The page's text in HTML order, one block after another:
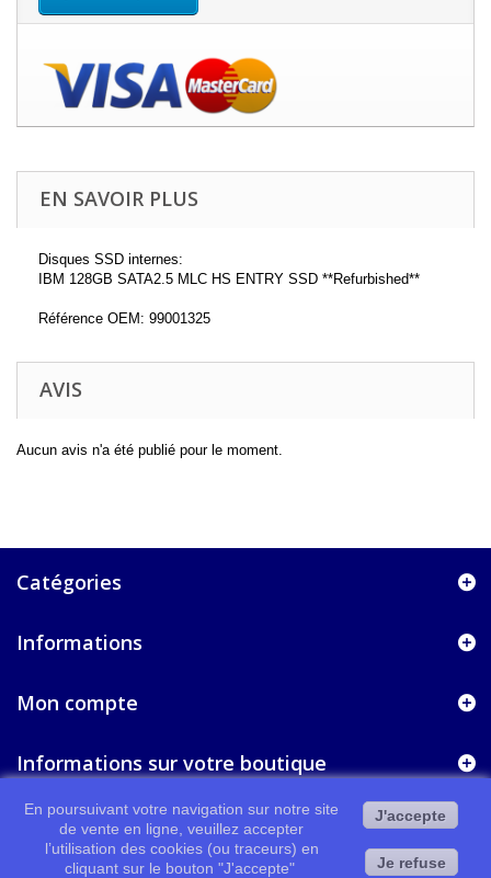
EN SAVOIR PLUS
Disques SSD internes:
IBM 128GB SATA2.5 MLC HS ENTRY SSD **Refurbished**
Référence OEM: 99001325
AVIS
Aucun avis n'a été publié pour le moment.
Catégories
Informations
Mon compte
Informations sur votre boutique
En poursuivant votre navigation sur notre site
de vente en ligne, veuillez accepter
l’utilisation des cookies (ou traceurs) en
cliquant sur le bouton "J'accepte"
J'accepte
Je refuse